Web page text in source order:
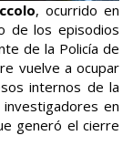
, ocurrido en
de los episodios
de la Policía de
vuelve a ocupar
internos de la
en
generó el cierre